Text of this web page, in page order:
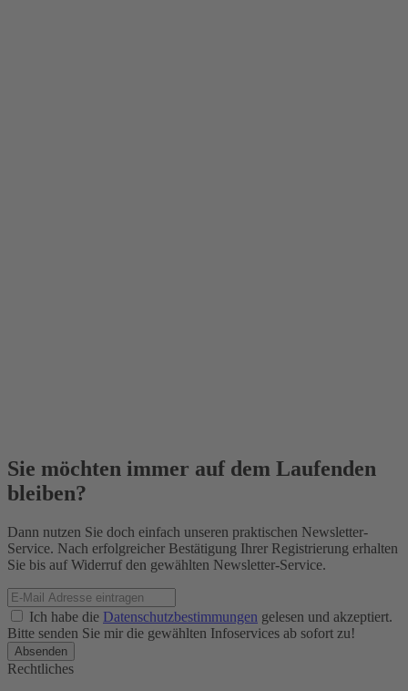
Sie möchten immer auf dem Laufenden
bleiben?
Dann nutzen Sie doch einfach unseren praktischen Newsletter-
Service. Nach erfolgreicher Bestätigung Ihrer Registrierung erhalten
Sie bis auf Widerruf den gewählten Newsletter-Service.
Ich habe die Datenschutzbestimmungen gelesen und akzeptiert.
Bitte senden Sie mir die gewählten Infoservices ab sofort zu!
Rechtliches